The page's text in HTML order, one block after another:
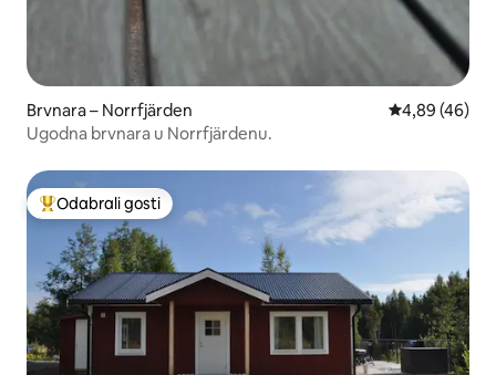
Brvnara – Norrfjärden Prosječna
4,89 (46)
Ugodna brvnara u Norrfjärdenu.
Među najviše rangiranima s oznakom „Odabrali gosti”
Odabrali gosti